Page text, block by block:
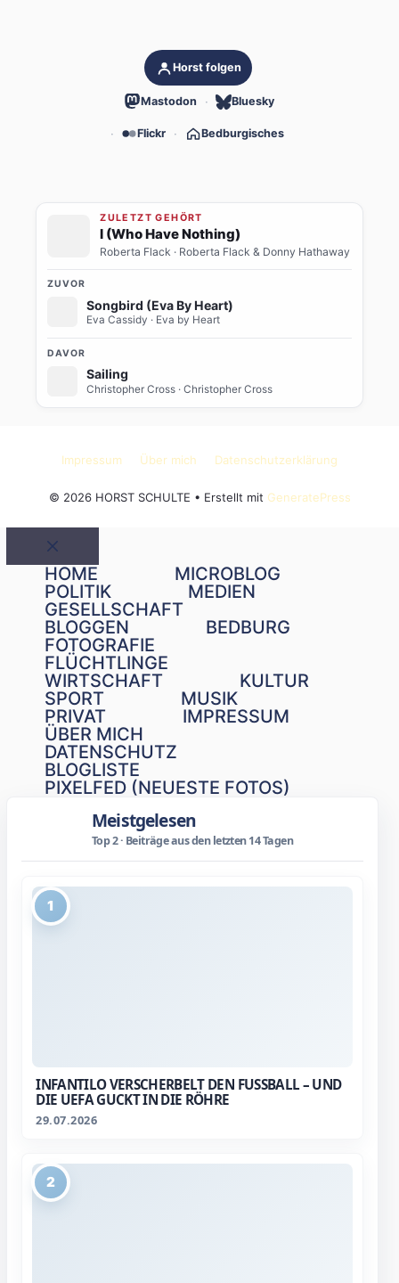
Horst folgen
Mastodon Bluesky
Flickr Bedburgisches
ZULETZT GEHÖRT
I (Who Have Nothing)
Roberta Flack · Roberta Flack & Donny Hathaway
ZUVOR
Songbird (Eva By Heart)
Eva Cassidy · Eva by Heart
DAVOR
Sailing
Christopher Cross · Christopher Cross
Impressum Über mich Datenschutzerklärung
© 2026 HORST SCHULTE • Erstellt mit GeneratePress
Schließen
HOME
MICROBLOG
POLITIK
MEDIEN
GESELLSCHAFT
BLOGGEN
BEDBURG
FOTOGRAFIE
FLÜCHTLINGE
WIRTSCHAFT
KULTUR
SPORT
MUSIK
PRIVAT
IMPRESSUM
ÜBER MICH
DATENSCHUTZ
BLOGLISTE
PIXELFED (NEUESTE FOTOS)
Meistgelesen
Top 2 · Beiträge aus den letzten 14 Tagen
1
INFANTILO VERSCHERBELT DEN FUSSBALL – UND D
IE UEFA GUCKT IN DIE RÖHRE
29.07.2026
2